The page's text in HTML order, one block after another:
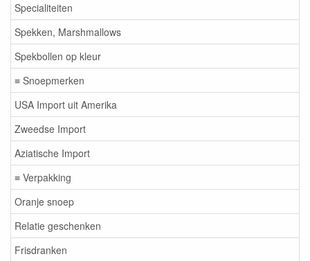
Specialiteiten
Spekken, Marshmallows
Spekbollen op kleur
≡ Snoepmerken
USA Import uit Amerika
Zweedse Import
Aziatische Import
≡ Verpakking
Oranje snoep
Relatie geschenken
Frisdranken